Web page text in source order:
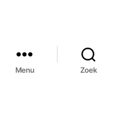
Menu Zoek